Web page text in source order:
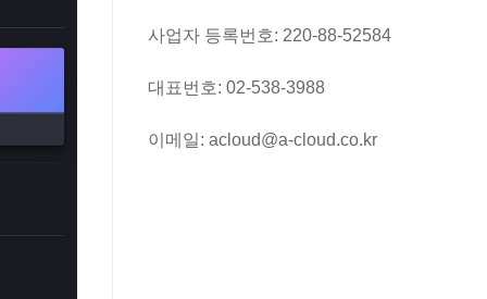
사업자 등록번호: 220-88-52584
대표번호: 02-538-3988
이메일: acloud@a-cloud.co.kr